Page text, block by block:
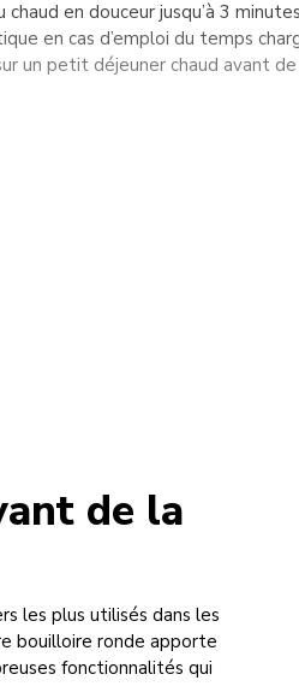
en douceur jusqu’à 3
en cas d’emploi du temps
un petit déjeuner chaud avant
de la
les plus utilisés dans les
bouilloire ronde apporte
fonctionnalités qui